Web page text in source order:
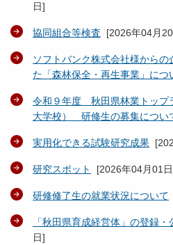
日]
協同組合等検査 [2026年04月
ソフトバンク株式会社様から
た「森林保全・再生事業」につ
令和９年度 秋田県林業トップ
大学校） 研修生の募集につい
実用化できる試験研究成果 [
研究スポット [2026年04月01日
研修修了生の就業状況について
「秋田県育成経営体」の登録・
日]